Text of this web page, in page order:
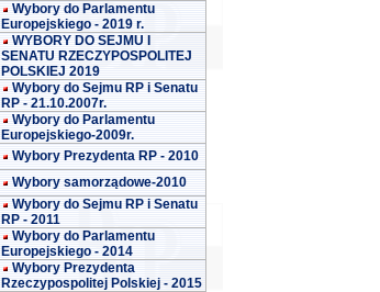
Wybory do Parlamentu
Europejskiego - 2019 r.
WYBORY DO SEJMU I
SENATU RZECZYPOSPOLITEJ
POLSKIEJ 2019
Wybory do Sejmu RP i Senatu
RP - 21.10.2007r.
Wybory do Parlamentu
Europejskiego-2009r.
Wybory Prezydenta RP - 2010
Wybory samorządowe-2010
Wybory do Sejmu RP i Senatu
RP - 2011
Wybory do Parlamentu
Europejskiego - 2014
Wybory Prezydenta
Rzeczypospolitej Polskiej - 2015